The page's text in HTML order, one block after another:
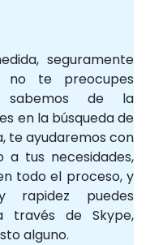
seguramente
no te preocupes
sabemos de la
en la búsqueda de
te ayudaremos con
a tus necesidades,
todo el proceso, y
rapidez puedes
través de Skype,
alguno.